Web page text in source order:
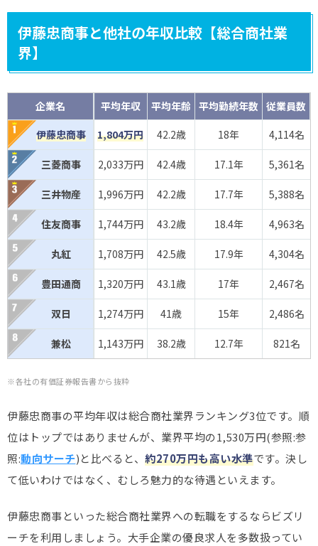
伊藤忠商事と他社の年収比較【総合商社業
界】
企業名 平均年収 平均年齢 平均勤続年数 従業員数
伊藤忠商事
1,804万円 42.2歳 18年 4,114名
三菱商事 2,033万円 42.4歳 17.1年 5,361名
三井物産 1,996万円 42.2歳 17.7年 5,388名
住友商事 1,744万円 43.2歳 18.4年 4,963名
丸紅 1,708万円 42.5歳 17.9年 4,304名
豊田通商 1,320万円 43.1歳 17年 2,467名
双日 1,274万円 41歳 15年 2,486名
兼松 1,143万円 38.2歳 12.7年 821名
※各社の有価証券報告書から抜粋
伊藤忠商事の平均年収は総合商社業界ランキング3位です。順
位はトップではありませんが、業界平均の1,530万円(参照:参
照:動向サーチ)と比べると、 約270万円も高い水準です。決し
て低いわけではなく、むしろ魅力的な待遇といえます。
伊藤忠商事といった総合商社業界への転職をするならビズリ
ーチを利用しましょう。大手企業の優良求人を多数扱ってい